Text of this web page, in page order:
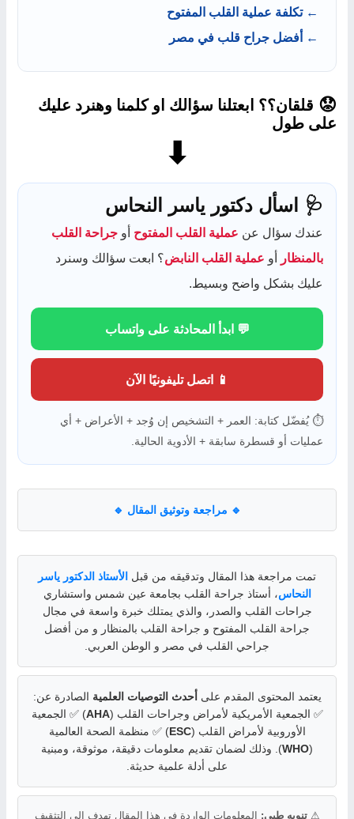
← تكلفة عملية القلب المفتوح
← أفضل جراح قلب في مصر
😟 قلقان؟؟ ابعتلنا سؤالك او كلمنا وهنرد عليك
على طول
⬇
🩺 اسأل دكتور ياسر النحاس
عندك سؤال عن عملية القلب المفتوح أوجراحة القلب
بالمنظار
أو عملية القلب النابض؟ ابعت سؤالك وسنرد
عليك بشكل واضح وبسيط.
💬 ابدأ المحادثة على واتساب
📱 اتصل تليفونيًا الآن
⏱️ يُفضّل كتابة: العمر + التشخيص إن وُجد + الأعراض + أي
عمليات أو قسطرة سابقة + الأدوية الحالية.
🔹 مراجعة وتوثيق المقال 🔹
تمت مراجعة هذا المقال وتدقيقه من قبل الأستاذ الدكتور ياسر
النحاس، أستاذ جراحة القلب بجامعة عين شمس واستشاري
جراحات القلب والصدر، والذي يمتلك خبرة واسعة في مجال
جراحة القلب المفتوح و جراحة القلب بالمنظار و من أفضل
جراحي القلب في مصر و الوطن العربي.
يعتمد المحتوى المقدم على أحدث التوصيات العلمية الصادرة عن:
✅ الجمعية الأمريكية لأمراض وجراحات القلب (AHA) ✅ الجمعية
الأوروبية لأمراض القلب (ESC) ✅ منظمة الصحة العالمية
(
WHO). وذلك لضمان تقديم معلومات دقيقة، موثوقة، ومبنية
على أدلة علمية حديثة.
⚠تنويه طبي: المعلومات الواردة في هذا المقال تهدف إلى التثقيف